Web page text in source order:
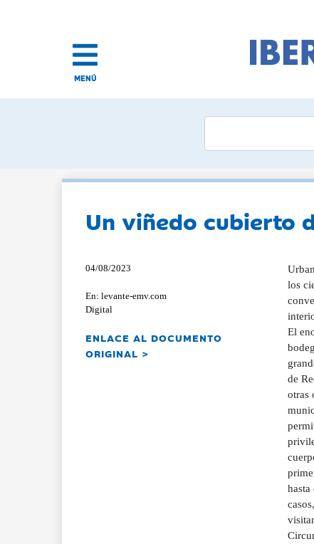
MENÚ
Un viñedo cubierto
04/08/2023
En: levante-emv.com
Digital
ENLACE AL DOCUMENTO
ORIGINAL >
los
El
de
otras